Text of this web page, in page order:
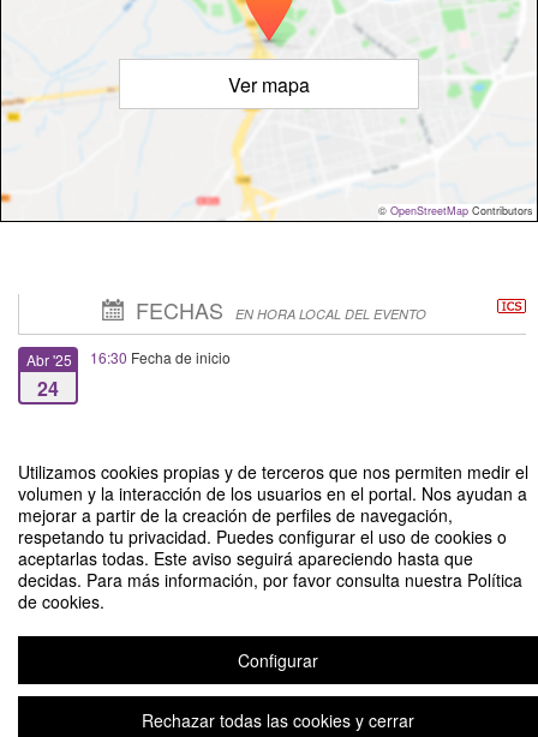
Utilizamos cookies propias y de terceros que nos permiten medir el
volumen y la interacción de los usuarios en el portal. Nos ayudan a
mejorar a partir de la creación de perfiles de navegación,
respetando tu privacidad. Puedes configurar el uso de cookies o
aceptarlas todas. Este aviso seguirá apareciendo hasta que
decidas. Para más información, por favor consulta nuestra Política
de cookies.
Configurar
Rechazar todas las cookies y cerrar
Ver mapa
© OpenStreetMap Contributors
FECHAS EN HORA LOCAL DEL EVENTO
Abr '25
24
16:30 Fecha de inicio
24
Laboratorio docente: "Arte como herramienta de aprendizaje"
Organizado por Dirección de Extensión
Contacto
Plataforma de organización de eventos Symposium